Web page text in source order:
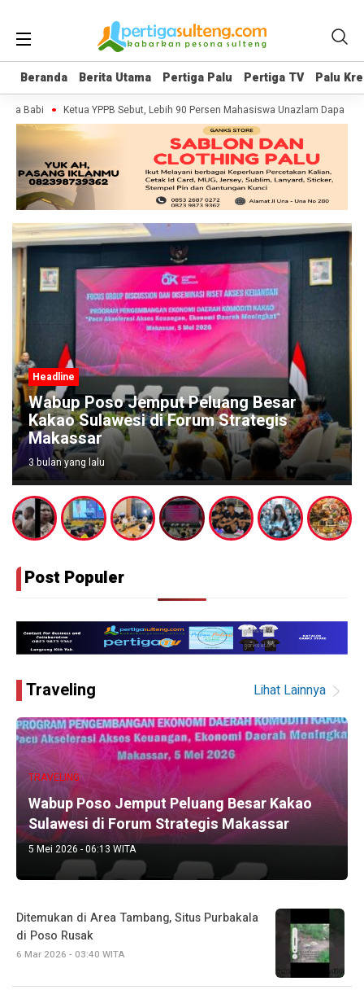
Beranda Berita Utama Pertiga Palu Pertiga TV Palu
Beranda Berita Utama Pertiga Palu Pertiga TV Palu
Babi Ketua YPPB Sebut, Lebih 90 Persen Mahasiswa Unazlam Dapat
Headline
Seleksi Talent Detection Jadi
Strategis Cetak Bibit Unggul
Sulteng
3 bulan yang lalu
Post Populer
Traveling Lihat Lainnya
TRAVELING
Wabup Poso Jemput Peluang Besar Kakao
Sulawesi di Forum Strategis Makassar
5 Mei 2026 - 06:13 WITA
Ditemukan di Area Tambang, Situs Purbakala
di Poso Rusak
6 Mar 2026 - 03:40 WITA